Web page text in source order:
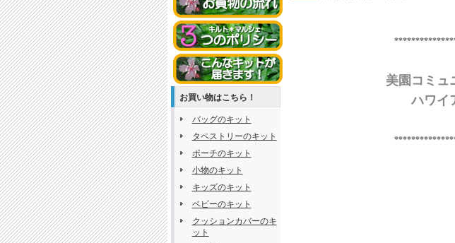
お買い物はこちら！
バッグのキット
タペストリーのキット
ポーチのキット
小物のキット
キッズのキット
ベビーのキット
クッションカバーのキ
ット
美園コミュ
ハワイ